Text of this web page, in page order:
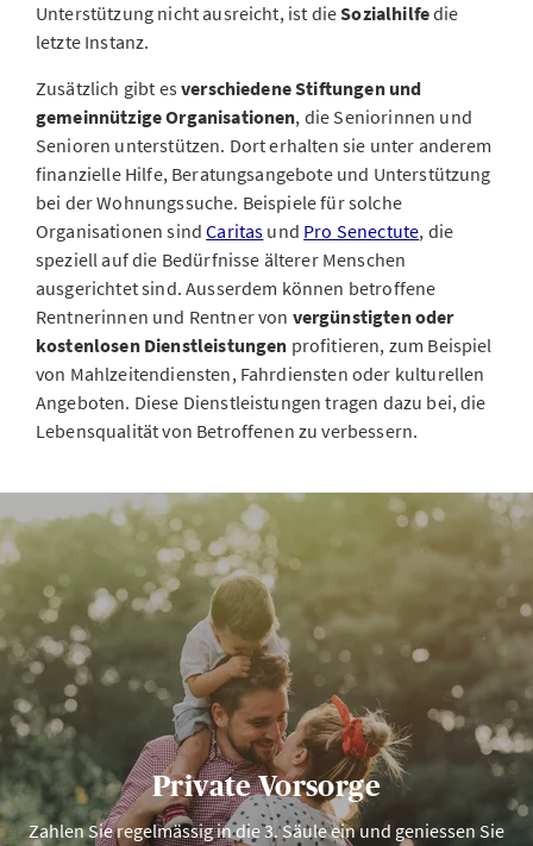
Unterstützung nicht ausreicht, ist dieSozialhilfedie
letzte Instanz.
Zusätzlich gibt esverschiedene Stiftungen und
gemeinnützige Organisationen, die Seniorinnen und
Senioren unterstützen. Dort erhalten sie unter anderem
finanzielle Hilfe, Beratungsangebote und Unterstützung
bei der Wohnungssuche. Beispiele für solche
Organisationen sindCaritas und Pro Senectute, die
speziell auf die Bedürfnisse älterer Menschen
ausgerichtet sind. Ausserdem können betroffene
Rentnerinnen und Rentner von vergünstigten oder
kostenlosen Dienstleistungen profitieren, zum Beispiel
von Mahlzeitendiensten, Fahrdiensten oder kulturellen
Angeboten. Diese Dienstleistungen tragen dazu bei, die
Lebensqualität von Betroffenen zu verbessern.
Private Vorsorge
Zahlen Sie regelmässig in die 3. Säule ein und geniessen Sie